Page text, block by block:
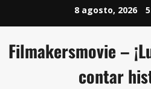
8 agosto, 2026
Filmakersmovie –
contar